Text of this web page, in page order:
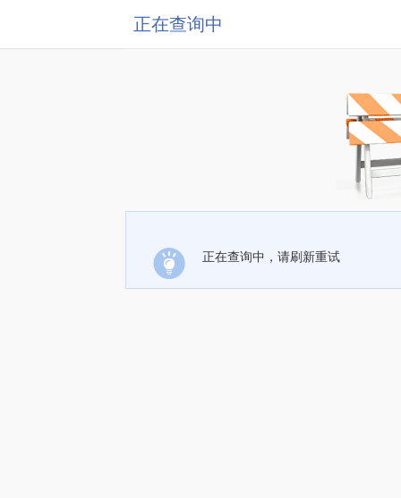
正在查询中
正在查询中，请刷新重试